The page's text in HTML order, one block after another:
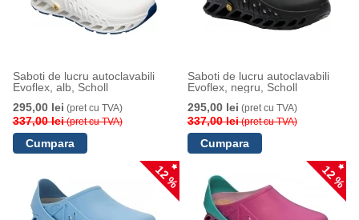
Saboti de lucru autoclavabili
Evoflex, alb, Scholl
295,00 lei (pret cu TVA)
337,00 lei(pret cu TVA)
Saboti de lucru autoclavabili
Evoflex, negru, Scholl
295,00 lei (pret cu TVA)
337,00 lei(pret cu TVA)
12 % 12 %